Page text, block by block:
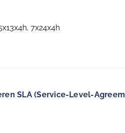
7x24x4h
SLA (Service-Level-